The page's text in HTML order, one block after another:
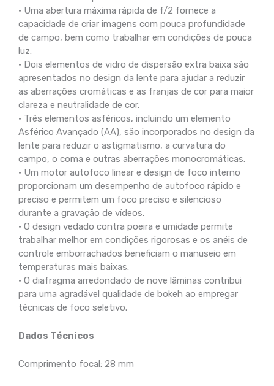
• Uma abertura máxima rápida de f/2 fornece a
capacidade de criar imagens com pouca profundidade
de campo, bem como trabalhar em condições de pouca
luz.
• Dois elementos de vidro de dispersão extra baixa são
apresentados no design da lente para ajudar a reduzir
as aberrações cromáticas e as franjas de cor para maior
clareza e neutralidade de cor.
• Três elementos asféricos, incluindo um elemento
Asférico Avançado (AA), são incorporados no design da
lente para reduzir o astigmatismo, a curvatura do
campo, o coma e outras aberrações monocromáticas.
• Um motor autofoco linear e design de foco interno
proporcionam um desempenho de autofoco rápido e
preciso e permitem um foco preciso e silencioso
durante a gravação de vídeos.
• O design vedado contra poeira e umidade permite
trabalhar melhor em condições rigorosas e os anéis de
controle emborrachados beneficiam o manuseio em
temperaturas mais baixas.
• O diafragma arredondado de nove lâminas contribui
para uma agradável qualidade de bokeh ao empregar
técnicas de foco seletivo.
Dados Técnicos
Comprimento focal: 28 mm